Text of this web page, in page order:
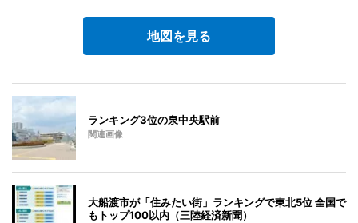
地図を見る
ランキング3位の泉中央駅前
関連画像
大船渡市が「住みたい街」ランキングで東北5位 全国で
もトップ100以内（三陸経済新聞）